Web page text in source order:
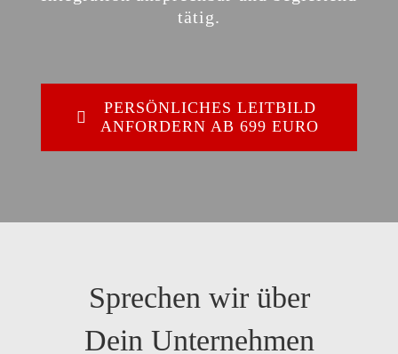
tätig.
PERSÖNLICHES LEITBILD
ANFORDERN AB 699 EURO
Sprechen wir über
Dein Unternehmen